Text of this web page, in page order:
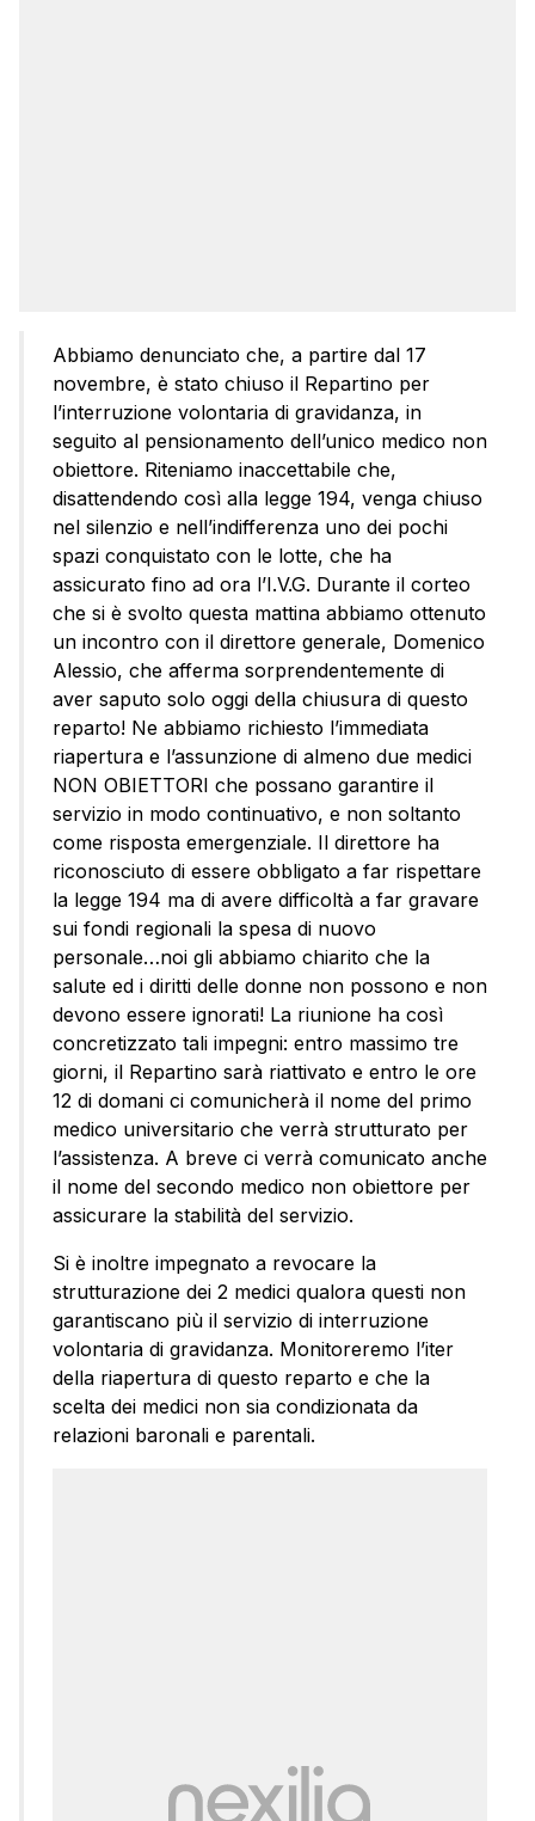
Abbiamo denunciato che, a partire dal 17
novembre, è stato chiuso il Repartino per
l’interruzione volontaria di gravidanza, in
seguito al pensionamento dell’unico medico non
obiettore. Riteniamo inaccettabile che,
disattendendo così alla legge 194, venga chiuso
nel silenzio e nell’indifferenza uno dei pochi
spazi conquistato con le lotte, che ha
assicurato fino ad ora l’I.V.G. Durante il corteo
che si è svolto questa mattina abbiamo ottenuto
un incontro con il direttore generale, Domenico
Alessio, che afferma sorprendentemente di
aver saputo solo oggi della chiusura di questo
reparto! Ne abbiamo richiesto l’immediata
riapertura e l’assunzione di almeno due medici
NON OBIETTORI che possano garantire il
servizio in modo continuativo, e non soltanto
come risposta emergenziale. Il direttore ha
riconosciuto di essere obbligato a far rispettare
la legge 194 ma di avere difficoltà a far gravare
sui fondi regionali la spesa di nuovo
personale…noi gli abbiamo chiarito che la
salute ed i diritti delle donne non possono e non
devono essere ignorati! La riunione ha così
concretizzato tali impegni: entro massimo tre
giorni, il Repartino sarà riattivato e entro le ore
12 di domani ci comunicherà il nome del primo
medico universitario che verrà strutturato per
l’assistenza. A breve ci verrà comunicato anche
il nome del secondo medico non obiettore per
assicurare la stabilità del servizio.
Si è inoltre impegnato a revocare la
strutturazione dei 2 medici qualora questi non
garantiscano più il servizio di interruzione
volontaria di gravidanza. Monitoreremo l’iter
della riapertura di questo reparto e che la
scelta dei medici non sia condizionata da
relazioni baronali e parentali.